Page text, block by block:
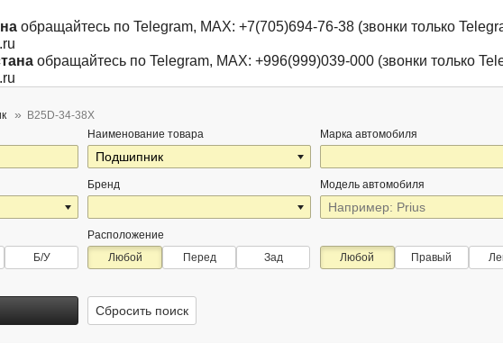
обращайтесь по Telegram, MAX: +7(705)694-76-38 (звонки только
обращайтесь по Telegram, MAX: +996(999)039-000 (звонки только
B25D-34-38X
Наименование товара
Бренд
Марка автомобиля
Модель автомобиля
Б/У
Расположение
Любой
Перед Зад Любой Правый
Сбросить поиск